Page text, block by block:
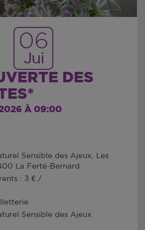
06
Jui
DES
À 09:00
Sensible des Ajeux, Les
La Ferté-Bernard
: 3 € /
Sensible des Ajeux